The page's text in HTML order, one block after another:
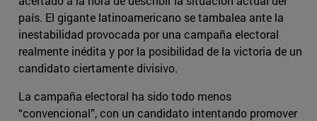
país. El gigante latinoamericano se tambalea ante la
inestabilidad provocada por una campaña electoral
realmente inédita y por la posibilidad de la victoria de un
candidato ciertamente divisivo.
La campaña electoral ha sido todo menos
“convencional”, con un candidato intentando promover